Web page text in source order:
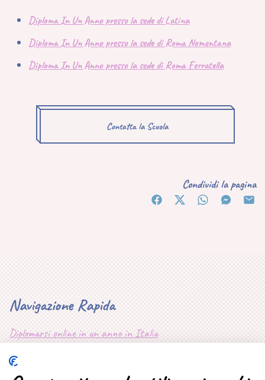
Diploma In Un Anno presso la sede di Latina
Diploma In Un Anno presso la sede di Roma Nomentana
Diploma In Un Anno presso la sede di Roma Ferratella
Contatta la Scuola
Condividi la pagina
Navigazione Rapida
Diplomarsi online in un anno in Italia
Mappa Sito